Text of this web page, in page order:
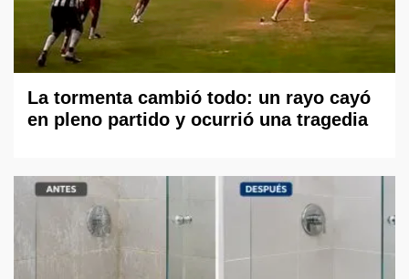
La tormenta cambió todo: un rayo cayó
en pleno partido y ocurrió una tragedia